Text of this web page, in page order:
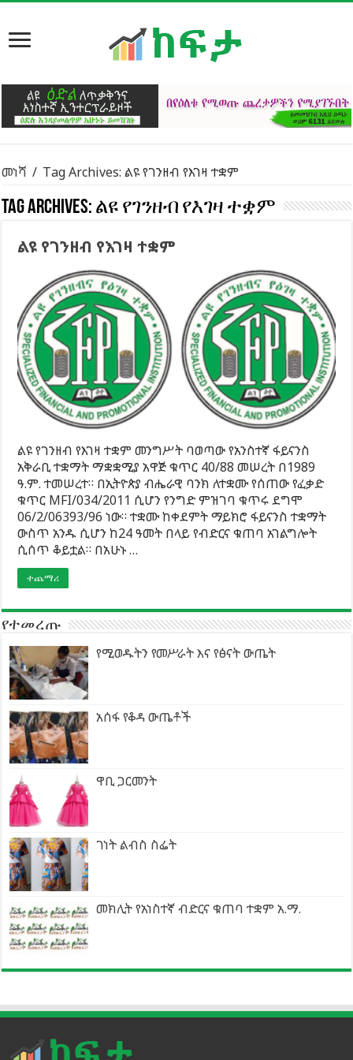
መነሻ / Tag Archives: ልዩ የገንዘብ የእገዛ ተቋም
Tag Archives: ልዩ የገንዘብ የእገዛ ተቋም
ልዩ የገንዘብ የእገዛ ተቋም
ልዩ የገንዘብ የእገዛ ተቋም መንግሥት ባወጣው የአንስተኛ ፋይናንስ
አቅራቢ ተቋማት ማቋቋሚያ አዋጅ ቁጥር 40/88 መሠረት በ1989
ዓ.ም. ተመሠረተ። በኢትዮጵያ ብሔራዊ ባንክ ለተቋሙ የሰጠው የፈቃድ
ቁጥር MFI/034/2011 ሲሆን የንግድ ምዝገባ ቁጥሩ ደግሞ
06/2/06393/96 ነው። ተቋሙ ከቀደምት ማይክሮ ፋይናንስ ተቋማት
ውስጥ አንዱ ሲሆን ከ24 ዓመት በላይ የብድርና ቁጠባ አገልግሎት
ሲሰጥ ቆይቷል። በአሁኑ …
ተጨማሪ
የተመረጡ
የሚወዱትን የመሥራት እና የፅናት ውጤት
አሰፋ የቆዳ ውጤቶች
ዋቢ ጋርመንት
ገነት ልብስ ስፌት
መክሊት የአነስተኛ ብድርና ቁጠባ ተቋም አ.ማ.